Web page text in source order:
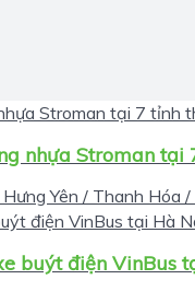
nhựa Stroman tại
Yên / Thanh Hóa
buýt điện VinBus